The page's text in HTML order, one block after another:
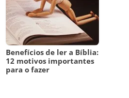
Benefícios de ler a Bíblia:
12 motivos importantes
para o fazer